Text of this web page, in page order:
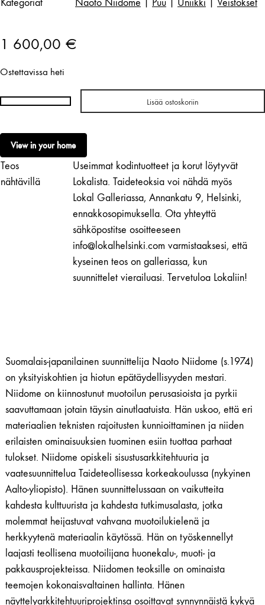
Kategoriat Naoto Niidome Puu Uniikki Veistokset
1 600,00 €
Ostettavissa heti
Naoto
|
Mammut
I
määrä
Lisää ostoskoriin
View in your home
Teos
nähtävillä
Useimmat kodintuotteet ja korut löytyvät
Lokalista. Taideteoksia voi nähdä myös
Lokal Galleriassa, Annankatu 9, Helsinki,
ennakkosopimuksella. Ota yhteyttä
sähköpostitse osoitteeseen
info@lokalhelsinki.com varmistaaksesi, että
kyseinen teos on galleriassa, kun
suunnittelet vierailuasi. Tervetuloa Lokaliin!
Suomalais-japanilainen suunnittelija Naoto Niidome (s.1974)
on yksityiskohtien ja hiotun epätäydellisyyden mestari.
Niidome on kiinnostunut muotoilun perusasioista ja pyrkii
saavuttamaan jotain täysin ainutlaatuista. Hän uskoo, että eri
materiaalien teknisten rajoitusten kunnioittaminen ja niiden
erilaisten ominaisuuksien tuominen esiin tuottaa parhaat
tulokset. Niidome opiskeli sisustusarkkitehtuuria ja
vaatesuunnittelua Taideteollisessa korkeakoulussa (nykyinen
Aalto-yliopisto). Hänen suunnittelussaan on vaikutteita
kahdesta kulttuurista ja kahdesta tutkimusalasta, jotka
molemmat heijastuvat vahvana muotoilukielenä ja
herkkyytenä materiaalin käytössä. Hän on työskennellyt
laajasti teollisena muotoilijana huonekalu-, muoti- ja
pakkausprojekteissa. Niidomen teoksille on ominaista
teemojen kokonaisvaltainen hallinta. Hänen
näyttelyarkkitehtuuriprojektinsa osoittavat synnynnäistä kykyä